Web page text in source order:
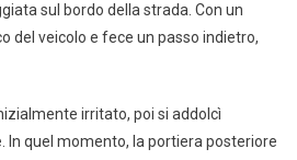
sul bordo della strada. Con un
del veicolo e fece un passo indietro,
irritato, poi si addolcì
In quel momento, la portiera posteriore